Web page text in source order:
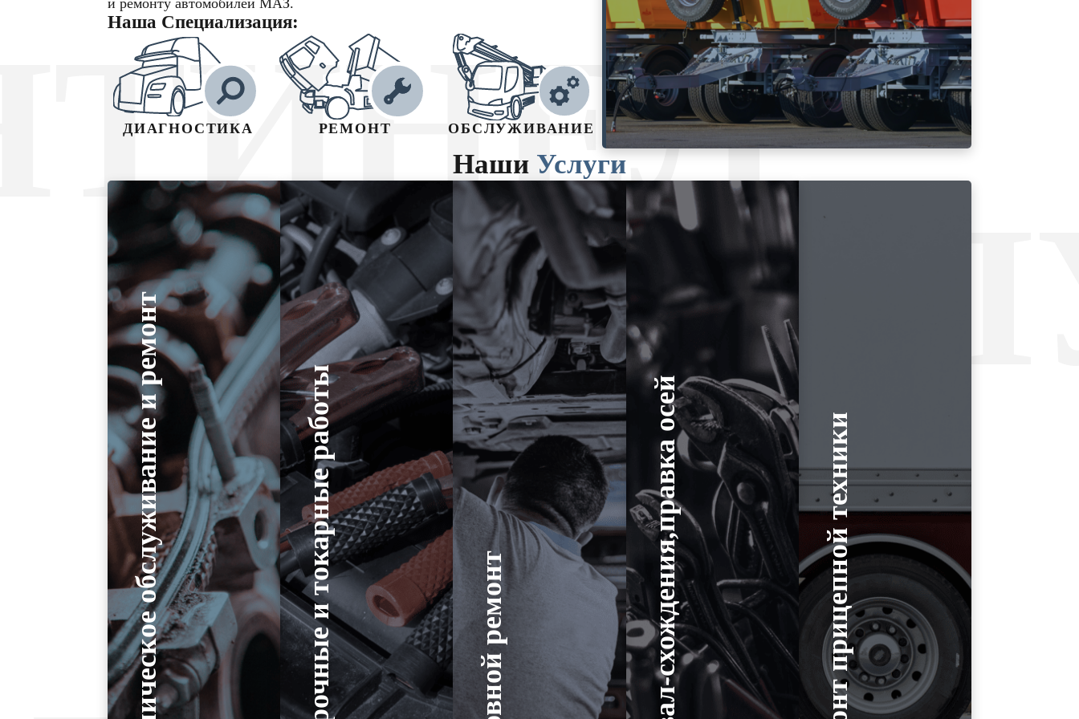
Наша Специализация:
ДИАГНОСТИКА РЕМОНТ ОБСЛУЖИВАНИЕ
Наши Услуги
Техническое обслуживание и ремонт Сварочные и токарные работы Кузовной ремонт Развал-схождения,правка осей Ремонт прицепной техники